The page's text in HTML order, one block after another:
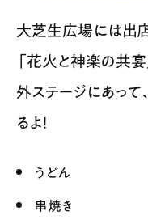
大芝生広場には出店
「花火と神楽の共
外ステージにあっ
るよ！
うどん
串焼き